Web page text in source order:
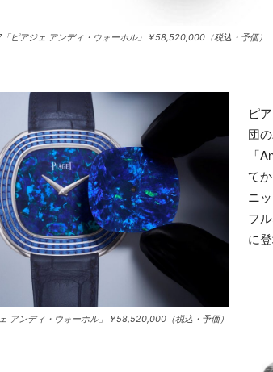
ピアジェ アンディ・ウォーホル」￥58,520,000（税込・予価）
アンディ・ウォーホル」￥58,520,000（税込・予価）
ピ
団
「
て
ニ
フ
に